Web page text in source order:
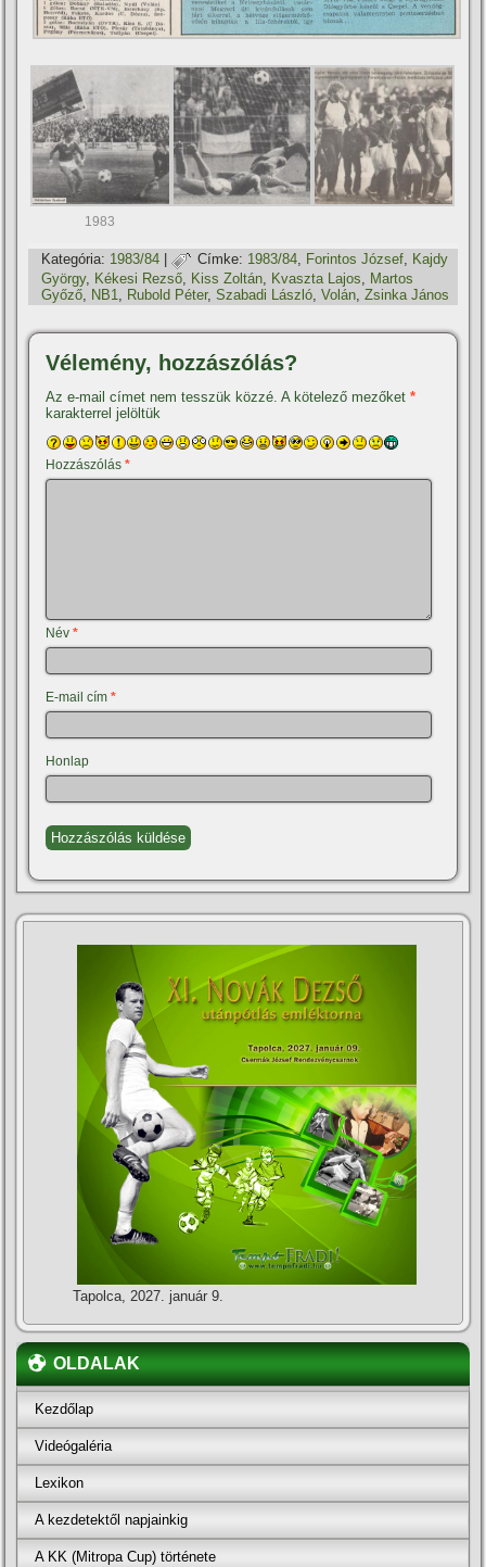
1983
Kategória: 1983/84 | Címke: 1983/84, Forintos József, Kajdy
György, Kékesi Rezső Kiss Zoltán Kvaszta Lajos
Martos
Győző NB1 Rubold Péter,Szabadi László ,Volán ,Zsinka János
Vélemény, hozzászólás?
Az e-mail címet nem tesszük közzé. A kötelező mezőket*
karakterrel jelöltük
Hozzászólás*
Név*
E-mail cím*
Honlap
Tapolca, 2027. január 9.
OLDALAK
Kezdőlap
Videógaléria
Lexikon
A kezdetektől napjainkig
A KK (Mitropa Cup) története